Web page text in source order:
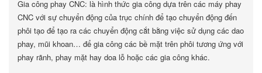
Gia công phay CNC: là hình thức gia công dựa trên các máy phay
CNC với sự chuyển động của trục chính để tạo chuyển động đến
phôi tạo để tạo ra các chuyển động cắt bằng việc sử dụng các dao
phay, mũi khoan… để gia công các bề mặt trên phôi tương ứng với
phay rãnh, phay mặt hay doa lỗ hoặc các gia công khác.